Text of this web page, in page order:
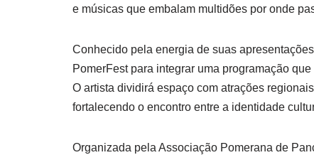
e músicas que embalam multidões por onde
Conhecido pela energia de suas
PomerFest para integrar uma programação
O artista dividirá espaço com atrações
fortalecendo o encontro entre a identidade
Organizada pela Associação Pomerana de